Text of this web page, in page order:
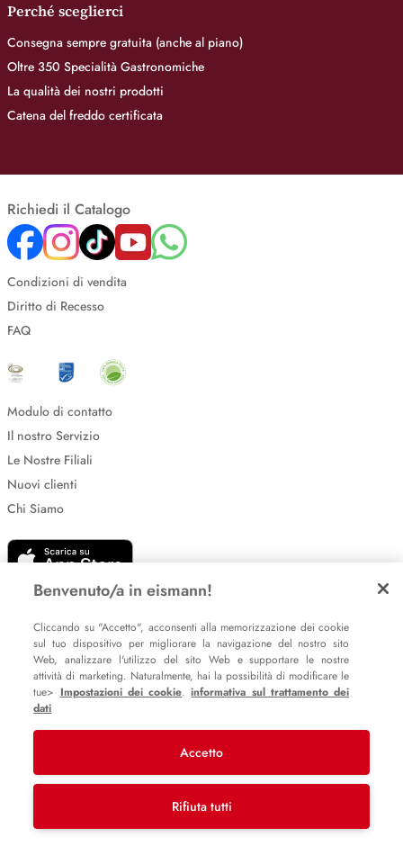
Perché sceglierci
Consegna sempre gratuita (anche al piano)
Oltre 350 Specialità Gastronomiche
La qualità dei nostri prodotti
Catena del freddo certificata
Richiedi il Catalogo
Condizioni di vendita
Diritto di Recesso
FAQ
Modulo di contatto
Il nostro Servizio
Le Nostre Filiali
Nuovi clienti
Chi Siamo
Impostazione dei cookie
Informative sulla privacy
Policy Whistleblowing
© 2007 – 2026 eismann s.r.l.
Benvenuto/a in eismann!
Cliccando su "Accetto", acconsenti alla memorizzazione dei cookie
sul tuo dispositivo per migliorare la navigazione del nostro sito
Web, analizzare l'utilizzo del sito Web e supportare le nostre
attività di marketing. Naturalmente, hai la possibilità di modificare le
tue> Impostazioni dei cookie.informativa sul trattamento dei
dati
Accetto
Rifiuta tutti